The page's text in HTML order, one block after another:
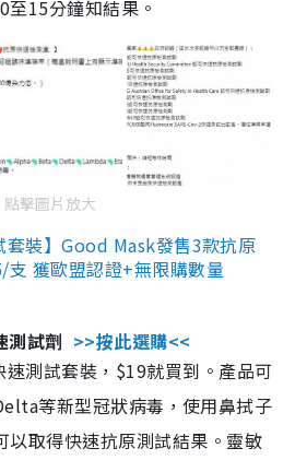
15分鐘知結果。
點擊圖片放大
套裝】Good Mask發售3款抗原
獲歐盟認證+無限購數量
測試劑 >>按此選購<<
測試套裝，$19就買到。產品可
等新型冠狀病毒，使用鼻拭子
以取得快速抗原測試結果。靈敏